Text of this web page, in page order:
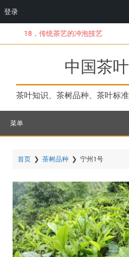
到
18，传统茶艺的冲泡技艺
中国茶
茶叶知识、茶树品种、茶叶标
菜单
首页 ❯ 茶树品种 ❯ 宁州1号
登录